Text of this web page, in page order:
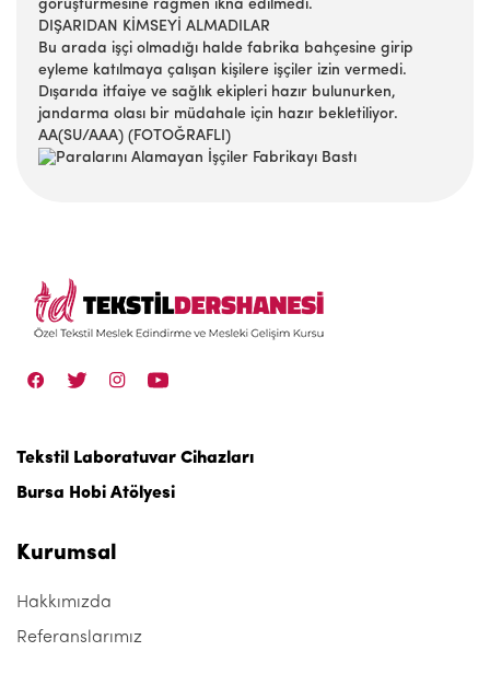
görüştürmesine rağmen ikna edilmedi.
DIŞARIDAN KİMSEYİ ALMADILAR
Bu arada işçi olmadığı halde fabrika bahçesine girip
eyleme katılmaya çalışan kişilere işçiler izin vermedi.
Dışarıda itfaiye ve sağlık ekipleri hazır bulunurken,
jandarma olası bir müdahale için hazır bekletiliyor.
AA(SU/AAA) (FOTOĞRAFLI)
Tekstil Laboratuvar Cihazları
Bursa Hobi Atölyesi
Kurumsal
Hakkımızda
Referanslarımız